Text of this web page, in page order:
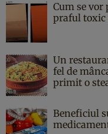
Cum se
praful toxic
Un
fel de
primit o
Beneficiul